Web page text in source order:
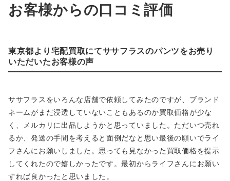
お客様からの口コミ評価
東京都より宅配買取にてササフラスのパンツをお売り
いただいたお客様の声
ササフラスをいろんな店舗で依頼してみたのですが、ブランド
ネームがまだ浸透していないこともあるのか買取価格が少な
く、メルカリに出品しようかと思っていました。ただいつ売れ
るか、発送の手間を考えると面倒だなと思い最後の願いでライ
フさんにお願いしました。思っても見なかった買取価格を提示
してくれたので嬉しかったです。最初からライフさんにお願い
すれば良かったと思いました。